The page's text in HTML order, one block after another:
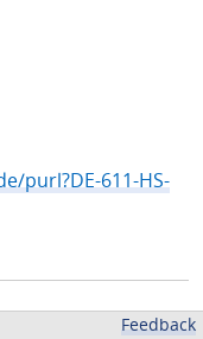
purl?DE-611-HS-
Feedback